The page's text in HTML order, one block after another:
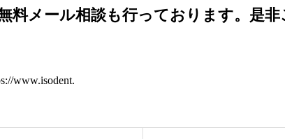
料メール相談も行っております。是非
www.isodent.